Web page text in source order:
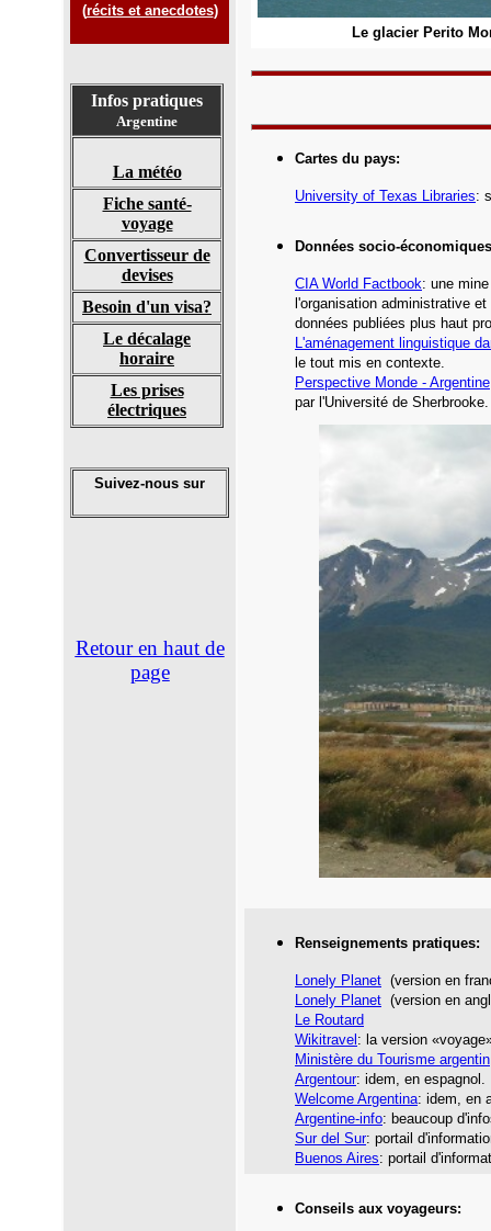
(récits et anecdotes)
Infos pratiques
Argentine
La météo
Fiche santé-
voyage
Convertisseur de
devises
Besoin d'un visa?
Le décalage
horaire
Les prises
électriques
Suivez-nous sur
Retour en haut de
page
Le glacier Perito
Cartes du pays:
University of Texas Libraries:
Données socio-économiques
CIA World Factbook: une
l'organisation administrative
données publiées plus haut
L'aménagement linguistique
le tout mis en contexte.
Perspective Monde - Argentine
par l'Université de Sherbrooke.
Renseignements pratiques:
Lonely Planet (version en
Lonely Planet (version en
Le Routard
Wikitravel : la version
Ministère du Tourisme argentin
Argentour: idem, en espagnol.
Welcome Argentina: idem, en
Argentine-info: beaucoup
Sur del Sur: portail
Buenos Aires: portail
Conseils aux voyageurs: